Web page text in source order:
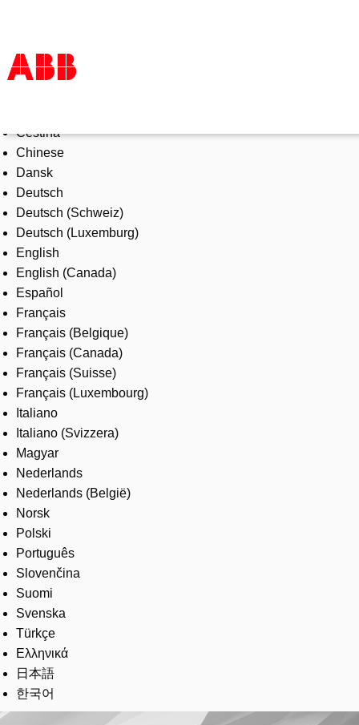
Products & Solutions
Industries
Services
About us
Where to buy
Contact us
Careers
Čeština
Chinese
Dansk
Deutsch
Deutsch (Schweiz)
Deutsch (Luxemburg)
English
English (Canada)
Español
Français
Français (Belgique)
Français (Canada)
Français (Suisse)
Français (Luxembourg)
Italiano
Italiano (Svizzera)
Magyar
Nederlands
Nederlands (België)
Norsk
Polski
Português
Slovenčina
Suomi
Svenska
Türkçe
Ελληνικά
日本語
한국어